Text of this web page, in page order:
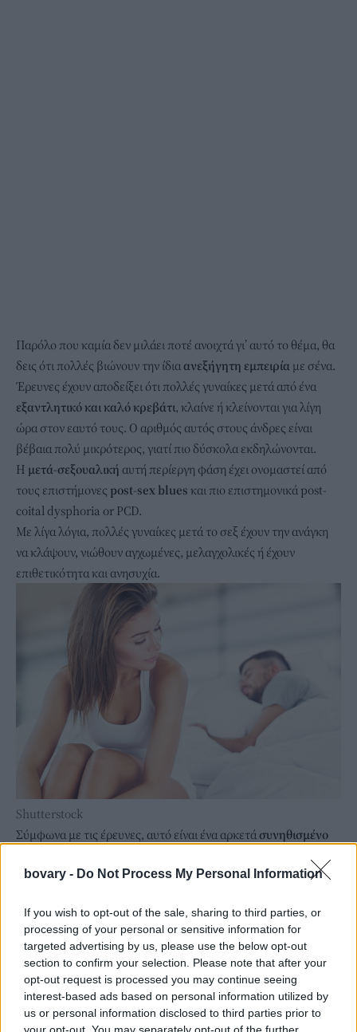
bovary - Do Not Process My Personal Information
If you wish to opt-out of the sale, sharing to third parties, or
processing of your personal or sensitive information for
targeted advertising by us, please use the below opt-out
section to confirm your selection. Please note that after your
opt-out request is processed you may continue seeing
interest-based ads based on personal information utilized by
us or personal information disclosed to third parties prior to
Παρόλο που καμία δεν μιλάει ποτέ ανοιχτά γι’ αυτό το θέμα, θα
δεις ότι πολλές βιώνουν την ίδιαανεξήγητη εμπειρία με σένα.
Έρευνες έχουν αποδείξει ότι πολλές γυναίκες μετά από ένα
εξαντλητικό και καλό κρεβάτι, κλαίνε ή κλείνονται για λίγη
ώρα στον εαυτό τους. Ο αριθμός αυτός στους άνδρες είναι
βέβαια πολύ μικρότερος, γιατί πιο δύσκολα εκδηλώνονται.
Η μετά-σεξουαλική αυτή περίεργη φάση έχει ονομαστεί από
τους επιστήμονες post-sex blues και πιο επιστημονικά post-
coital dysphoria or PCD.
Με λίγα λόγια, πολλές γυναίκες μετά το σεξ έχουν την ανάγκη
να κλάψουν, νιώθουν αγχωμένες, μελαγχολικές ή έχουν
επιθετικότητα και ανησυχία.
Shutterstock
Σύμφωνα με τις έρευνες, αυτό είναι ένα αρκετά συνηθισμένο
οφείλεται στιςορμονικές αλλαγές που προκαλεί στον